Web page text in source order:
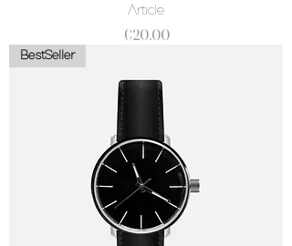
Article
價格
€20.00
BestSeller